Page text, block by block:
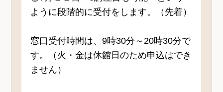
ように段階的に受付をします。（先着）
窓口受付時間は、9時30分～20時30分で
す。（火・金は休館日のため申込はでき
ません）